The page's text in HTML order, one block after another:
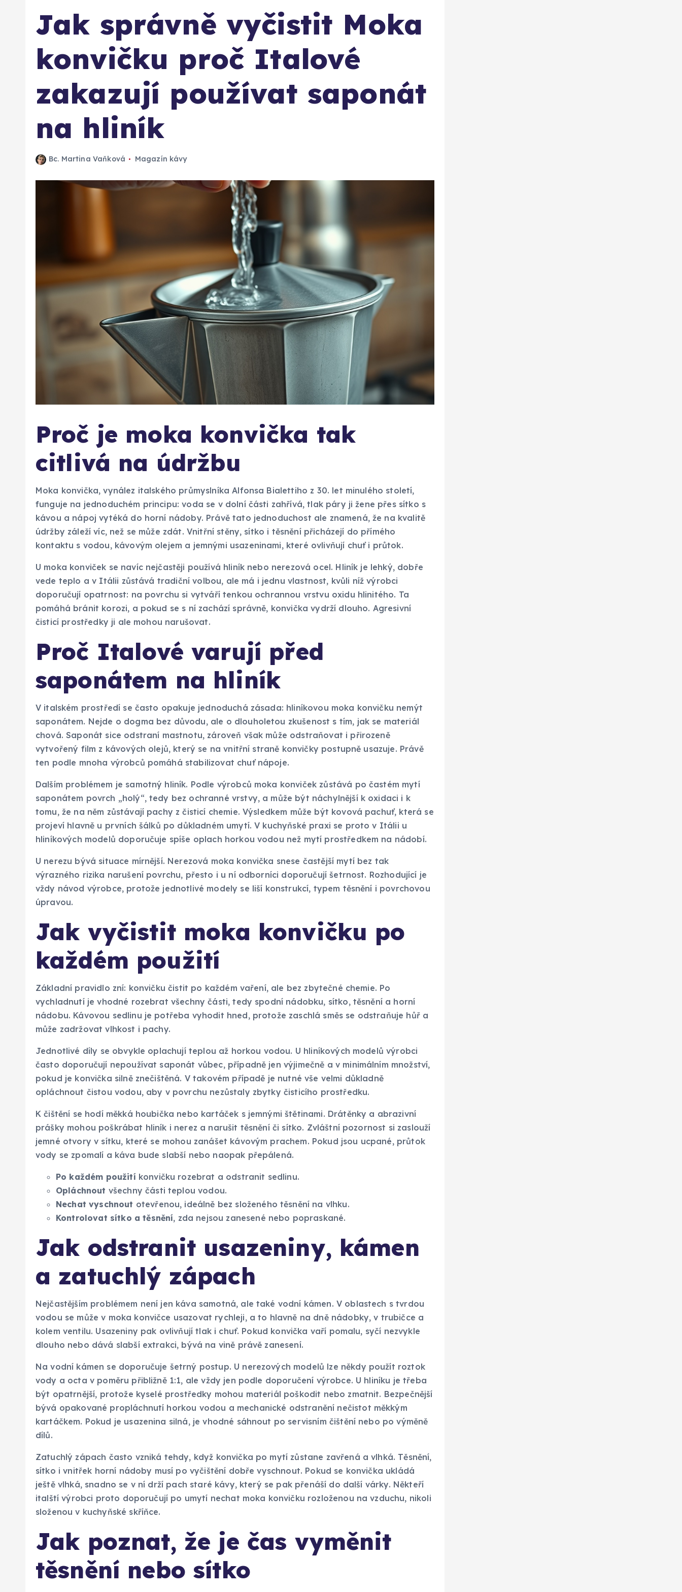
Jak správně vyčistit Moka
konvičku proč Italové
zakazují používat saponát
na hliník
Bc. Martina Vaňková Magazín kávy
Proč je moka konvička tak
citlivá na údržbu
Moka konvička, vynález italského průmyslníka Alfonsa Bialettiho z 30. let minulého století,
funguje na jednoduchém principu: voda se v dolní části zahřívá, tlak páry ji žene přes sítko s
kávou a nápoj vytéká do horní nádoby. Právě tato jednoduchost ale znamená, že na kvalitě
údržby záleží víc, než se může zdát. Vnitřní stěny, sítko i těsnění přicházejí do přímého
kontaktu s vodou, kávovým olejem a jemnými usazeninami, které ovlivňují chuť i průtok.
U moka konviček se navíc nejčastěji používá hliník nebo nerezová ocel. Hliník je lehký, dobře
vede teplo a v Itálii zůstává tradiční volbou, ale má i jednu vlastnost, kvůli níž výrobci
doporučují opatrnost: na povrchu si vytváří tenkou ochrannou vrstvu oxidu hlinitého. Ta
pomáhá bránit korozi, a pokud se s ní zachází správně, konvička vydrží dlouho. Agresivní
čisticí prostředky ji ale mohou narušovat.
Proč Italové varují před
saponátem na hliník
V italském prostředí se často opakuje jednoduchá zásada: hliníkovou moka konvičku nemýt
saponátem. Nejde o dogma bez důvodu, ale o dlouholetou zkušenost s tím, jak se materiál
chová. Saponát sice odstraní mastnotu, zároveň však může odstraňovat i přirozeně
vytvořený film z kávových olejů, který se na vnitřní straně konvičky postupně usazuje. Právě
ten podle mnoha výrobců pomáhá stabilizovat chuť nápoje.
Dalším problémem je samotný hliník. Podle výrobců moka konviček zůstává po častém mytí
saponátem povrch „holý“, tedy bez ochranné vrstvy, a může být náchylnější k oxidaci i k
tomu, že na něm zůstávají pachy z čisticí chemie. Výsledkem může být kovová pachuť, která se
projeví hlavně u prvních šálků po důkladném umytí. V kuchyňské praxi se proto v Itálii u
hliníkových modelů doporučuje spíše oplach horkou vodou než mytí prostředkem na nádobí.
U nerezu bývá situace mírnější. Nerezová moka konvička snese častější mytí bez tak
výrazného rizika narušení povrchu, přesto i u ní odborníci doporučují šetrnost. Rozhodující je
vždy návod výrobce, protože jednotlivé modely se liší konstrukcí, typem těsnění i povrchovou
úpravou.
Jak vyčistit moka konvičku po
každém použití
Základní pravidlo zní: konvičku čistit po každém vaření, ale bez zbytečné chemie. Po
vychladnutí je vhodné rozebrat všechny části, tedy spodní nádobku, sítko, těsnění a horní
nádobu. Kávovou sedlinu je potřeba vyhodit hned, protože zaschlá směs se odstraňuje hůř a
může zadržovat vlhkost i pachy.
Jednotlivé díly se obvykle oplachují teplou až horkou vodou. U hliníkových modelů výrobci
často doporučují nepoužívat saponát vůbec, případně jen výjimečně a v minimálním množství,
pokud je konvička silně znečištěná. V takovém případě je nutné vše velmi důkladně
opláchnout čistou vodou, aby v povrchu nezůstaly zbytky čisticího prostředku.
K čištění se hodí měkká houbička nebo kartáček s jemnými štětinami. Drátěnky a abrazivní
prášky mohou poškrábat hliník i nerez a narušit těsnění či sítko. Zvláštní pozornost si zaslouží
jemné otvory v sítku, které se mohou zanášet kávovým prachem. Pokud jsou ucpané, průtok
vody se zpomalí a káva bude slabší nebo naopak přepálená.
Po každém použití konvičku rozebrat a odstranit sedlinu.
Opláchnout všechny části teplou vodou.
Nechat vyschnout otevřenou, ideálně bez složeného těsnění na vlhku.
Kontrolovat sítko a těsnění, zda nejsou zanesené nebo popraskané.
Jak odstranit usazeniny, kámen
a zatuchlý zápach
Nejčastějším problémem není jen káva samotná, ale také vodní kámen. V oblastech s tvrdou
vodou se může v moka konvičce usazovat rychleji, a to hlavně na dně nádobky, v trubičce a
kolem ventilu. Usazeniny pak ovlivňují tlak i chuť. Pokud konvička vaří pomalu, syčí nezvykle
dlouho nebo dává slabší extrakci, bývá na vině právě zanesení.
Na vodní kámen se doporučuje šetrný postup. U nerezových modelů lze někdy použít roztok
vody a octa v poměru přibližně 1:1, ale vždy jen podle doporučení výrobce. U hliníku je třeba
být opatrnější, protože kyselé prostředky mohou materiál poškodit nebo zmatnit. Bezpečnější
bývá opakované propláchnutí horkou vodou a mechanické odstranění nečistot měkkým
kartáčkem. Pokud je usazenina silná, je vhodné sáhnout po servisním čištění nebo po výměně
dílů.
Zatuchlý zápach často vzniká tehdy, když konvička po mytí zůstane zavřená a vlhká. Těsnění,
sítko i vnitřek horní nádoby musí po vyčištění dobře vyschnout. Pokud se konvička ukládá
ještě vlhká, snadno se v ní drží pach staré kávy, který se pak přenáší do další várky. Někteří
italští výrobci proto doporučují po umytí nechat moka konvičku rozloženou na vzduchu, nikoli
složenou v kuchyňské skříňce.
Jak poznat, že je čas vyměnit
těsnění nebo sítko